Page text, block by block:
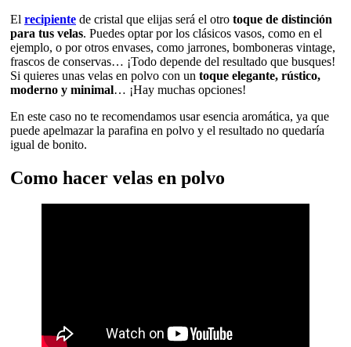
El recipiente de cristal que elijas será el otro toque de distinción
para tus velas. Puedes optar por los clásicos vasos, como en el
ejemplo, o por otros envases, como jarrones, bomboneras vintage,
frascos de conservas… ¡Todo depende del resultado que busques!
Si quieres unas velas en polvo con un toque elegante, rústico,
moderno y minimal… ¡Hay muchas opciones!
En este caso no te recomendamos usar esencia aromática, ya que
puede apelmazar la parafina en polvo y el resultado no quedaría
igual de bonito.
Como hacer velas en polvo